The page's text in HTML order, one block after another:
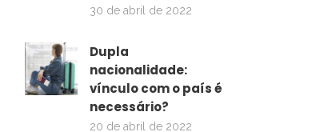
30 de abril de 2022
Dupla
nacionalidade:
vínculo com o país é
necessário?
20 de abril de 2022